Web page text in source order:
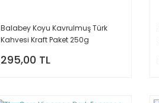
Balabey Koyu Kavrulmuş Türk
Kahvesi Kraft Paket 250g
295,00 TL